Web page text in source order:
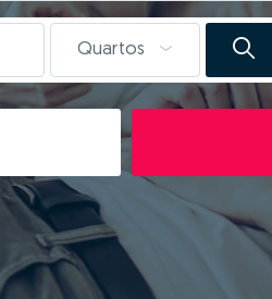
Quartos